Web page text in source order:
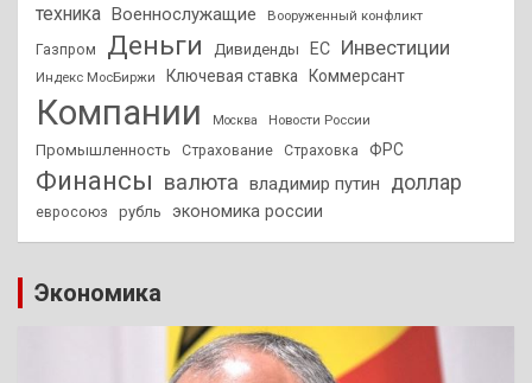
техника Военнослужащие Вооруженный конфликт
Газпром Деньги Дивиденды ЕС Инвестиции
Индекс МосБиржи Ключевая ставка Коммерсант
Компании Москва Новости России
Промышленность Страхование Страховка ФРС
Финансы валюта владимир путин доллар
евросоюз рубль экономика россии
Экономика